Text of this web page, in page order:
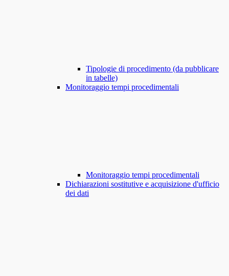
Tipologie di procedimento (da pubblicare
in tabelle)
Monitoraggio tempi procedimentali
Monitoraggio tempi procedimentali
Dichiarazioni sostitutive e acquisizione d'ufficio
dei dati